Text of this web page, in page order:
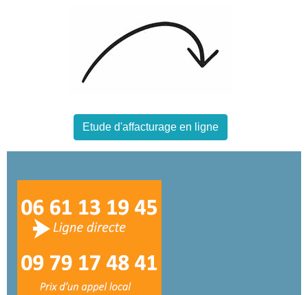
Etude d'affacturage en ligne